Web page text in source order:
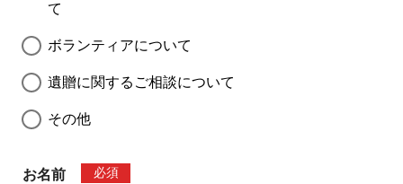
て
ボランティアについて
遺贈に関するご相談について
その他
お名前 必須